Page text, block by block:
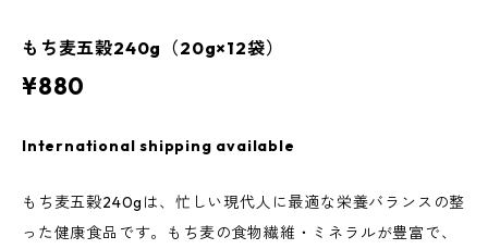
もち麦五穀240g（20g×12袋）
¥880
International shipping available
もち麦五穀240gは、忙しい現代人に最適な栄養バランスの整
った健康食品です。もち麦の食物繊維・ミネラルが豊富で、